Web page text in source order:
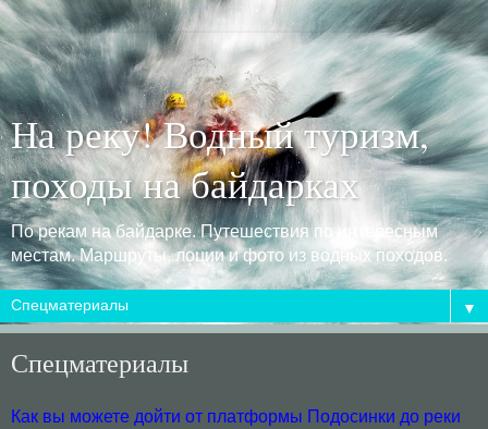
На реку! Водный туризм,
походы на байдарках
По рекам на байдарке. Путешествия по интересным
местам. Маршруты, лоции и фото из водных походов.
▼
Спецматериалы
Как вы можете дойти от платформы Подосинки до реки